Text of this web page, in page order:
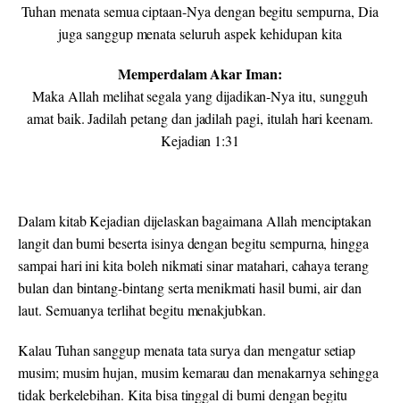
Tuhan menata semua ciptaan-Nya dengan begitu sempurna, Dia
juga sanggup menata seluruh aspek kehidupan kita
Memperdalam Akar Iman:
Maka Allah melihat segala yang dijadikan-Nya itu, sungguh
amat baik. Jadilah petang dan jadilah pagi, itulah hari keenam.
Kejadian 1:31
Dalam kitab Kejadian dijelaskan bagaimana Allah menciptakan
langit dan bumi beserta isinya dengan begitu sempurna, hingga
sampai hari ini kita boleh nikmati sinar matahari, cahaya terang
bulan dan bintang-bintang serta menikmati hasil bumi, air dan
laut. Semuanya terlihat begitu menakjubkan.
Kalau Tuhan sanggup menata tata surya dan mengatur setiap
musim; musim hujan, musim kemarau dan menakarnya sehingga
tidak berkelebihan. Kita bisa tinggal di bumi dengan begitu